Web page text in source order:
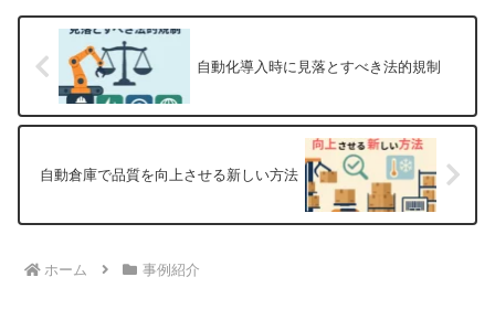
自動化導入時に見落とすべき法的規制
自動倉庫で品質を向上させる新しい方法
ホーム 事例紹介